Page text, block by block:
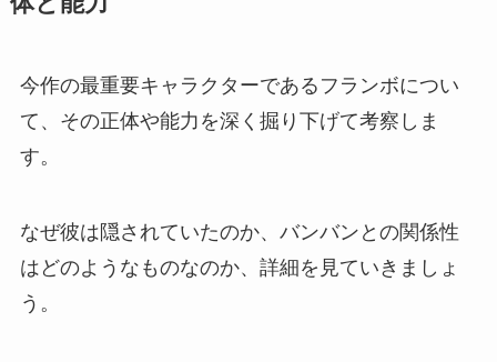
今作の最重要キャラクターであるフランボについ
て、その正体や能力を深く掘り下げて考察しま
す。
なぜ彼は隠されていたのか、バンバンとの関係性
はどのようなものなのか、詳細を見ていきましょ
う。